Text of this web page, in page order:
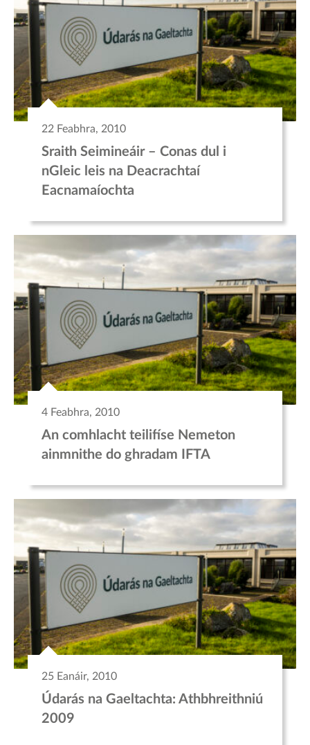
22 Feabhra, 2010
Sraith Seimineáir – Conas dul i
nGleic leis na Deacrachtaí
Eacnamaíochta
4 Feabhra, 2010
An comhlacht teilifíse Nemeton
ainmnithe do ghradam IFTA
25 Eanáir, 2010
Údarás na Gaeltachta: Athbhreithniú
2009